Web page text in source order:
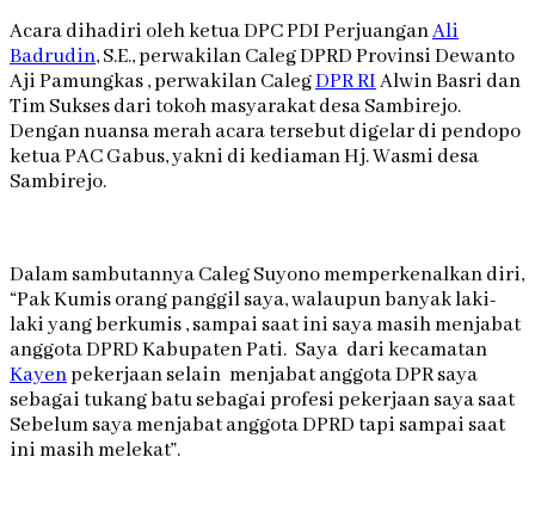
Acara dihadiri oleh ketua DPC PDI PerjuanganAli
Badrudin, S.E., perwakilan Caleg DPRD Provinsi Dewanto
Aji Pamungkas , perwakilan CalegDPR RIAlwin Basri dan
Tim Sukses dari tokoh masyarakat desa Sambirejo.
Dengan nuansa merah acara tersebut digelar di pendopo
ketua PAC Gabus, yakni di kediaman Hj. Wasmi desa
Sambirejo.
Dalam sambutannya Caleg Suyono memperkenalkan diri,
“Pak Kumis orang panggil saya, walaupun banyak laki-
laki yang berkumis , sampai saat ini saya masih menjabat
anggota DPRD Kabupaten Pati. Saya dari kecamatan
Kayenpekerjaan selain menjabat anggota DPR saya
sebagai tukang batu sebagai profesi pekerjaan saya saat
Sebelum saya menjabat anggota DPRD tapi sampai saat
ini masih melekat”.